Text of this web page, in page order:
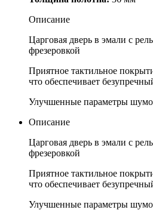
Описание
Царговая дверь в эмали с
фрезеровкой
Приятное тактильное
что обеспечивает
Улучшенные параметры
Описание
Царговая дверь в эмали с
фрезеровкой
Приятное тактильное
что обеспечивает
Улучшенные параметры